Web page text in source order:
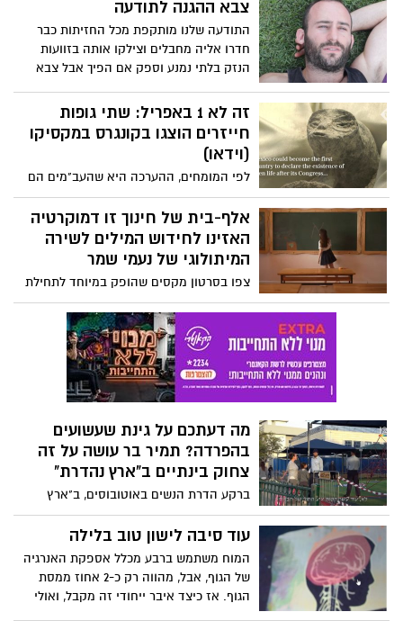
התלמידים, מכיתות ח'-י"ב, הקליטו את השיר
במסגרת פרויקט לשחרור החטופים ובמטרה
להשפיע על דעת הקהל. מוזמנים לצפות
צבא ההגנה לתודעה
התודעה שלנו מותקפת מכל החזיתות כבר
חדרו אליה מחבלים וצילקו אותה בזוועות
הנזק בלתי נמנע וספק אם הפיך אבל צבא
צריך להציב גבולות גזרה לבחון מה נכון שיכנס
יקרה אם ניתן לה להזדעזע עוד ועוד ועוד
ועוד לא נצליח לישון, לא נצליח לעמוד אף
אחד בעולם לא יכול לשמור על התודעה שלנו
חוץ מעצמינו.זהו צו השעה להתגייסות מלאה
של צבא ההגנה לתודעה- צפו
זה לא 1 באפריל: שתי גופות
חייזרים הוצגו בקונגרס במקסיקו
(וידאו)
לפי המומחים, ההערכה היא שהעב"מים הם
בני 1,000 שנים לפחות. האפולוג המקסיקני
ג'יימה מאוסן: "הדגימות הללו אינן חלק
מהאבולוציה של כדור הארץ". צפו בתיעוד
אלף-בית של חינוך זו דמוקרטיה
האזינו לחידוש המילים לשירה
המיתולוגי של נעמי שמר
צפו בסרטון מקסים שהופק במיוחד לתחילת
שנת הלימודים עם מסר לחזק את צוותי
החינוך ולהזכיר ששנת הלימודים הקרובה
צריכה לעסוק בלימוד ערכים ליברלים,
דמוקרטים והומניסטים ובחינוך לשוויון
וסובלנות. שנת לימודים טובה ומוצלחת גם
לכל התלמידים והתלמידות ולצוותי ההוראה
מה דעתכם על גינת שעשועים
בהפרדה? תמיר בר עושה על זה
צחוק בינתיים ב"ארץ נהדרת"
ברקע הדרת הנשים באוטובוסים, ב"ארץ
נהדרת" של קשת 12 יצרו מערכון שעושה צחוק
מהמצב בכיכובו של תמיר בר שמגלם דמות
של פקח שכל תפקידו לוודא שההפרדה בגן
השעשועים ממומשת: "אדם וחווה היו ביחד
בגן וראינו איך זה נגמר. אם היה שם פקח עד
עוד סיבה לישון טוב בלילה
המוח משתמש ברבע מכלל אספקת האנרגיה
של הגוף, אבל, מהווה רק כ-2 אחוז ממסת
הגוף. אז כיצד איבר ייחודי זה מקבל, ואולי